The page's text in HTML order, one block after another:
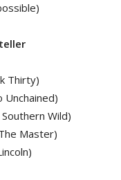
Thirty)
Unchained)
Wild)
Master)